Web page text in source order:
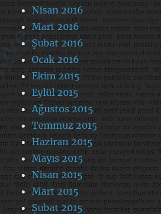
Nisan 2016
Mart 2016
Şubat 2016
Ocak 2016
Ekim 2015
Eylül 2015
Ağustos 2015
Temmuz 2015
Haziran 2015
Mayıs 2015
Nisan 2015
Mart 2015
Şubat 2015